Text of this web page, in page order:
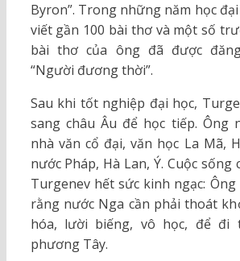
Byron”. Trong những năm học
viết gần 100 bài thơ và một số
bài thơ của ông đã được
“Người đương thời”.
Sau khi tốt nghiệp đại học,
sang châu Âu để học tiếp. Ông
nhà văn cổ đại, văn học La Mã,
nước Pháp, Hà Lan, Ý. Cuộc sống
Turgenev hết sức kinh ngạc:
rằng nước Nga cần phải thoát
hóa, lười biếng, vô học, để đi
phương Tây.